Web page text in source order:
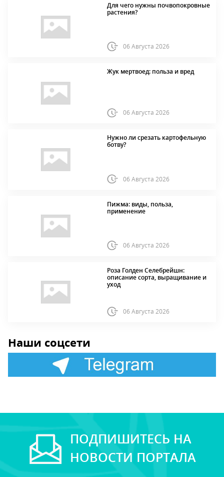
Для чего нужны почвопокровные
растения?
06 Августа 2026
Жук мертвоед: польза и вред
06 Августа 2026
Нужно ли срезать картофельную
ботву?
06 Августа 2026
Пижма: виды, польза,
применение
06 Августа 2026
Роза Голден Селебрейшн:
описание сорта, выращивание и
уход
06 Августа 2026
Наши соцсети
ПОДПИШИТЕСЬ НА
НОВОСТИ ПОРТАЛА